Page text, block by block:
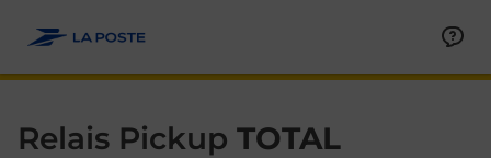
Relais Pickup TOTAL